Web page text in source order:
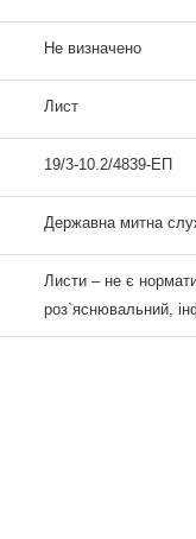
Не визначено
Лист
19/3-10.2/4839-ЕП
Державна митна
Листи – не є
роз`яснювальний,